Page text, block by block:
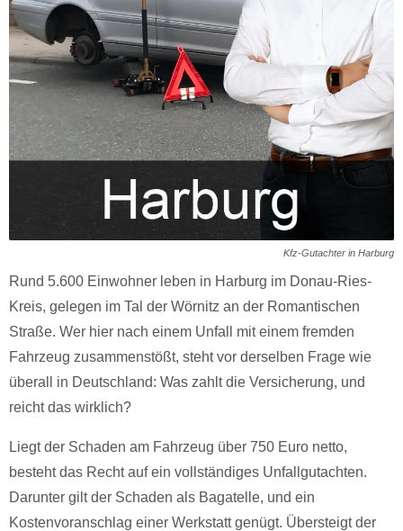
Kfz-Gutachter in Harburg
Rund 5.600 Einwohner leben in Harburg im Donau-Ries-
Kreis, gelegen im Tal der Wörnitz an der Romantischen
Straße. Wer hier nach einem Unfall mit einem fremden
Fahrzeug zusammenstößt, steht vor derselben Frage wie
überall in Deutschland: Was zahlt die Versicherung, und
reicht das wirklich?
Liegt der Schaden am Fahrzeug über 750 Euro netto,
besteht das Recht auf ein vollständiges Unfallgutachten.
Darunter gilt der Schaden als Bagatelle, und ein
Kostenvoranschlag einer Werkstatt genügt. Übersteigt der